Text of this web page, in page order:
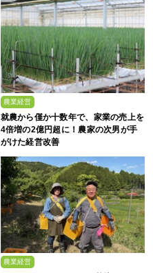
農業経営
就農から僅か十数年で、家業の売上を
4倍増の2億円超に！農家の次男が手
がけた経営改善
農業経営